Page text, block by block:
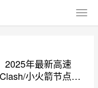
2025年最新高速
小火箭节点免